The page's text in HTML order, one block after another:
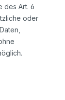
des Art. 6
oder